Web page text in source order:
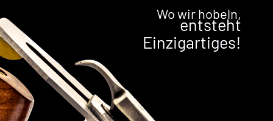
Wo wir hobeln,
entsteht
Einzigartiges!